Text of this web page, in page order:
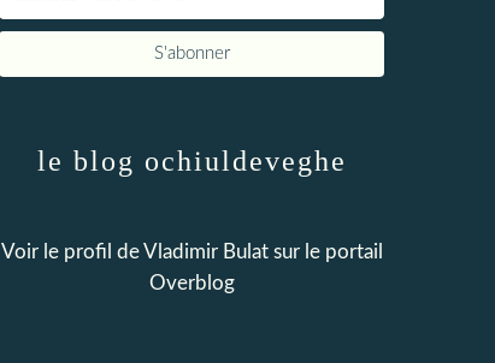
le blog ochiuldeveghe
Voir le profil deVladimir Bulatsur le portail
Overblog